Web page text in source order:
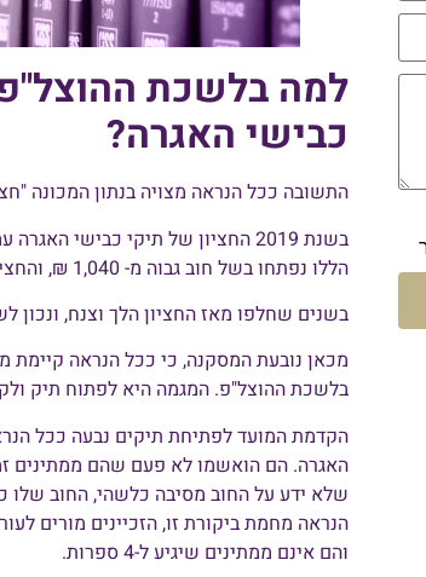
למה בלשכת
כבישי האגרה?
התשובה ככל הנראה מצויה בנתון המכונה
הללו נפתחו בשל חוב גבוה מ- 1,040 ₪, והחצי השני נפתח בשל חוב פחות מ- 1,040 ₪.
בשנים שחלפו מאז החציון הלך וצנח, ונכון לשנת 2022 החציון עומד על
מכאן נובעת המסקנה, כי ככל הנראה קיימת
בלשכת ההוצל"פ. המגמה היא לפתוח תיק
הקדמת המועד לפתיחת תיקים נבעה ככל
האגרה. הם הואשמו לא פעם שהם ממתינים
שלא ידע על החוב מסיבה כלשהי, החוב שלו
והם אינם ממתינים שיגיע ל-4 ספרות.